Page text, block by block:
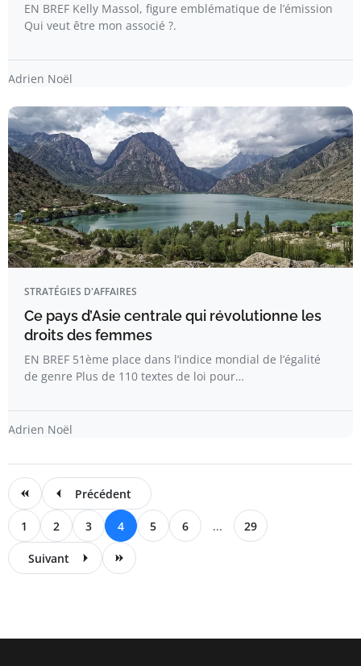
EN BREF Kelly Massol, figure emblématique de l’émission
Qui veut être mon associé ?.
Adrien Noël
STRATÉGIES D'AFFAIRES
Ce pays d’Asie centrale qui révolutionne les
droits des femmes
EN BREF 51ème place dans l’indice mondial de l’égalité
de genre Plus de 110 textes de loi pour…
Adrien Noël
Précédent
1 2 3 4 5 6 ... 29
Suivant